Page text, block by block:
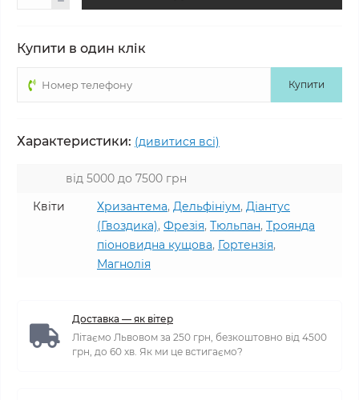
Купити в один клік
Купити
Характеристики: (дивитися всі)
від 5000 до 7500 грн
Квіти
Хризантема, Дельфініум, Діантус
(Гвоздика), Фрезія, Тюльпан, Троянда
піоновидна кущова, Гортензія,
Магнолія
Доставка — як вітер
Літаємо Львовом за 250 грн, безкоштовно від 4500
грн, до 60 хв. Як ми це встигаємо?